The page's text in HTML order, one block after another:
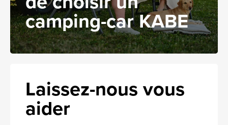
camping-car KABE
Laissez-nous vous
aider